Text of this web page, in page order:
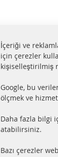
24
İçeriği ve
için çerezler
kişiselleştirilmiş
Google, bu
ölçmek ve
Daha fazla bilgi
atabilirsiniz.
Bazı çerezler